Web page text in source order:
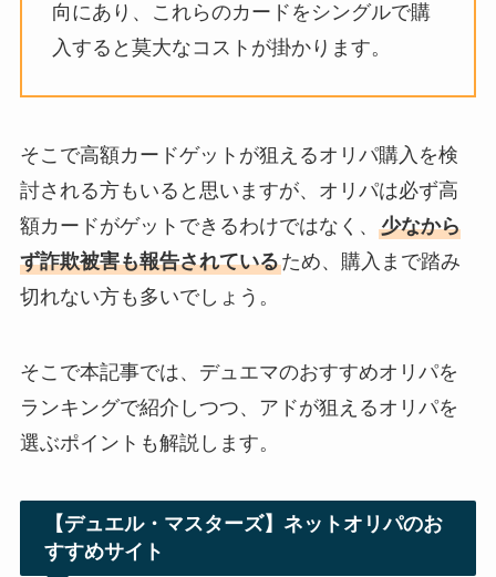
向にあり、これらのカードをシングルで購
入すると莫大なコストが掛かります。
そこで高額カードゲットが狙えるオリパ購入を検
討される方もいると思いますが、オリパは必ず高
額カードがゲットできるわけではなく、 少なから
ず詐欺被害も報告されているため、購入まで踏み
切れない方も多いでしょう。
そこで本記事では、デュエマのおすすめオリパを
ランキングで紹介しつつ、アドが狙えるオリパを
選ぶポイントも解説します。
【デュエル・マスターズ】ネットオリパのお
すすめサイト